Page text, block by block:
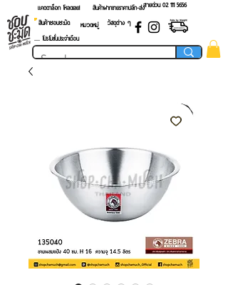
แคตตาล็อก โหลดเลย! สายด่วน 02 ​111 5656
สินค้าฝากขายราคาปลีก-ส่ง
สินค้าชอบชะมัด
หมวดหมู่
วัสดุต่าง ๆ
.... โปรโมชั่นประจำเดือน